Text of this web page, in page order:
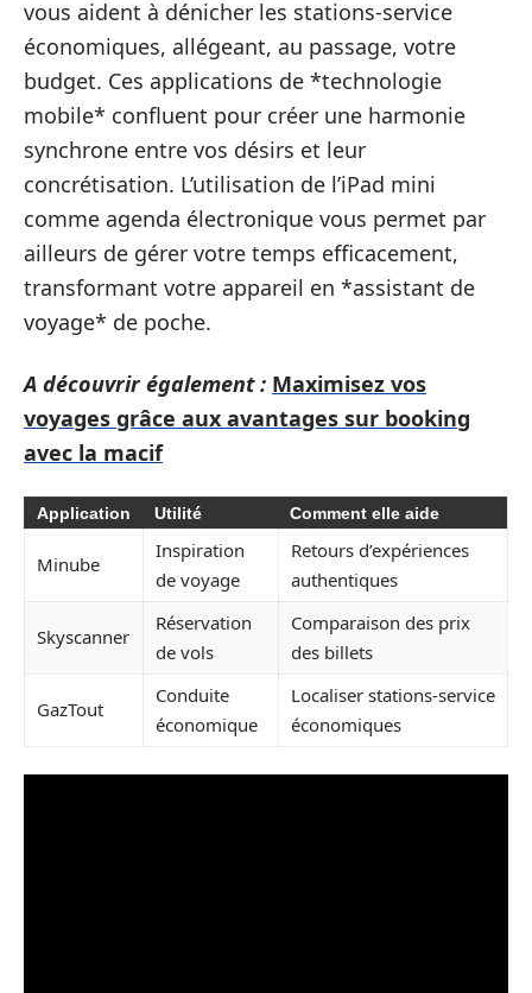
vous aident à dénicher les stations-service
économiques, allégeant, au passage, votre
budget. Ces applications de *technologie
mobile* confluent pour créer une harmonie
synchrone entre vos désirs et leur
concrétisation. L’utilisation de l’iPad mini
comme agenda électronique vous permet par
ailleurs de gérer votre temps efficacement,
transformant votre appareil en *assistant de
voyage* de poche.
A découvrir également : Maximisez vos
voyages grâce aux avantages sur booking
avec la macif
Application Utilité Comment elle aide
Minube
Inspiration
de voyage
Retours d’expériences
authentiques
Skyscanner
Réservation
de vols
Comparaison des prix
des billets
GazTout
Conduite
économique
Localiser stations-service
économiques